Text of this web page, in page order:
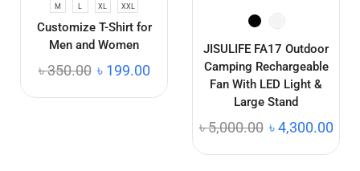
M L XL XXL
Customize T-Shirt for
Men and Women
৳350.00 ৳ 199.00
JISULIFE FA17 Outdoor
Camping Rechargeable
Fan With LED Light &
Large Stand
৳5,000.00 ৳4,300.00